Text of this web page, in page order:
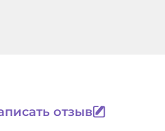
отзыв